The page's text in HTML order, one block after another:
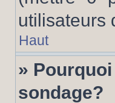
utilisateurs
Haut
»
sondage?